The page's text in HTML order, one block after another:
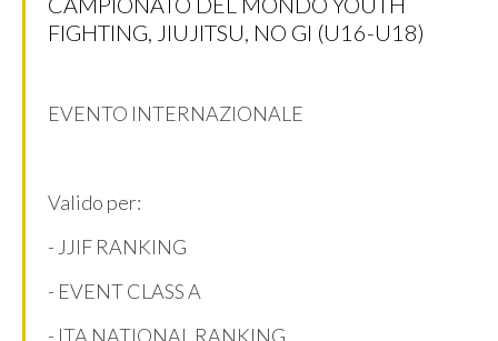
FIGHTING, JIUJITSU, NO GI (U16-U18)
EVENTO INTERNAZIONALE
Valido per:
- JJIF RANKING
- EVENT CLASS A
- ITA NATIONAL RANKING